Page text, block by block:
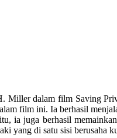
Miller dalam film Saving
film ini. Ia berhasil
ia juga berhasil
yang di satu sisi berusaha